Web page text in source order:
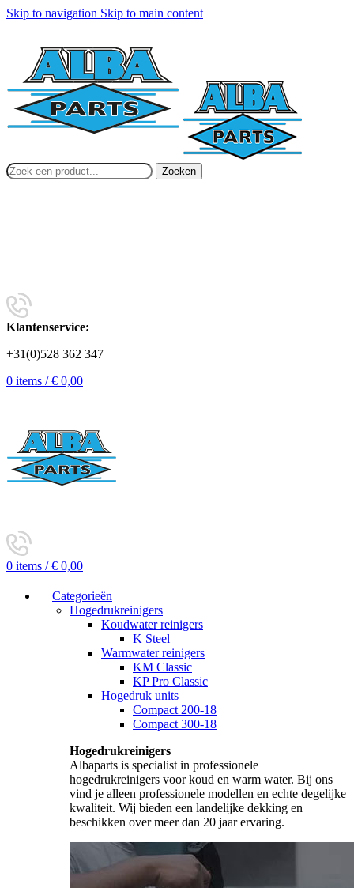
Skip to navigation Skip to main content
Zoeken
Klantenservice:
+31(0)528 362 347
0 items / € 0,00
0 items / € 0,00
Categorieën
Hogedrukreinigers
Koudwater reinigers
K Steel
Warmwater reinigers
KM Classic
KP Pro Classic
Hogedruk units
Compact 200-18
Compact 300-18
Hogedrukreinigers
Albaparts is specialist in professionele
hogedrukreinigers voor koud en warm water. Bij ons
vind je alleen professionele modellen en echte degelijke
kwaliteit. Wij bieden een landelijke dekking en
beschikken over meer dan 20 jaar ervaring.